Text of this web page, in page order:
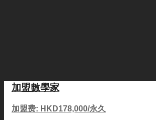
加盟數學家
加盟费: HKD178,000/永久